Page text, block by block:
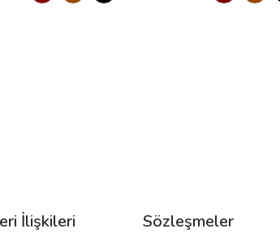
İlişkileri Sözleşmeler